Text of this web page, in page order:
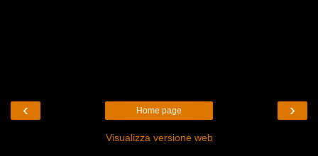
‹ ›
Home page
Visualizza versione web